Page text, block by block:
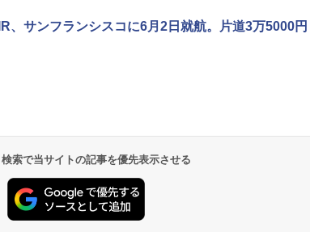
19,541円～
5,758円～
、サンフランシスコに6月2日就航。片道3万5000円
索で当サイトの記事を優先表示させる